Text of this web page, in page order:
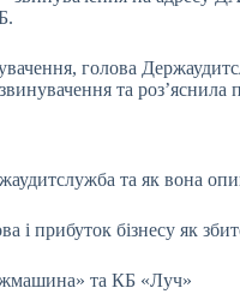
голова
звинувачення та
та як вона
і прибуток бізнесу як
та КБ «Луч»